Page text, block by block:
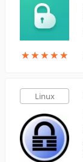
★★★★★
★★★★★
Linux